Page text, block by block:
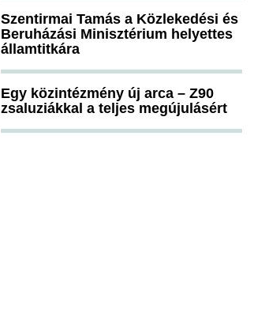
Szentirmai Tamás a Közlekedési és
Beruházási Minisztérium helyettes
államtitkára
Egy közintézmény új arca – Z90
zsaluziákkal a teljes megújulásért